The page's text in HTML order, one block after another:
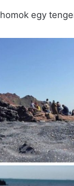
egy